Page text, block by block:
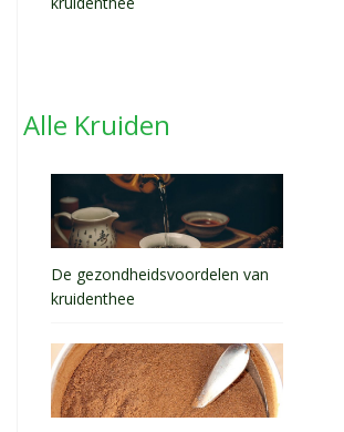
Alle Kruiden
De gezondheidsvoordelen van
kruidenthee